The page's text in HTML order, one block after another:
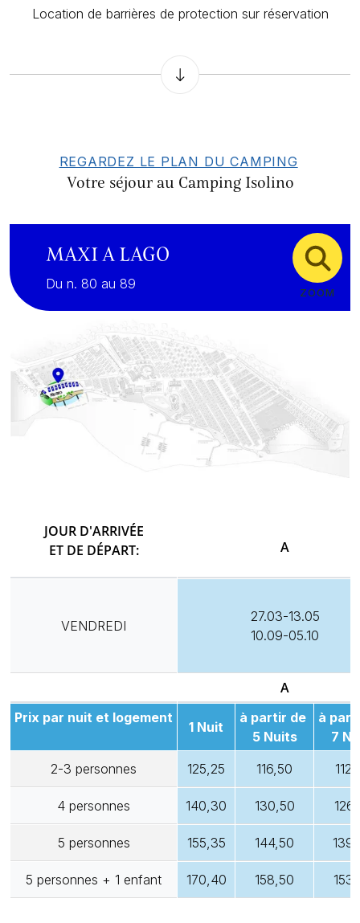
Location de barrières de protection sur réservation
REGARDEZ LE PLAN DU CAMPING
Votre séjour au Camping Isolino
MAXI A LAGO
Du n. 80 au 89
ZOOM
JOUR D'ARRIVÉE
ET DE DÉPART:
A
VENDREDI
27.03-13.05
10.09-05.10
A
Prix par nuit et logement
1 Nuit
à partir de
5 Nuits
à
7
2-3 personnes
125,25 116,50
4 personnes 140,30 130,50
5 personnes 155,35 144,50
5 personnes + 1 enfant 170,40 158,50